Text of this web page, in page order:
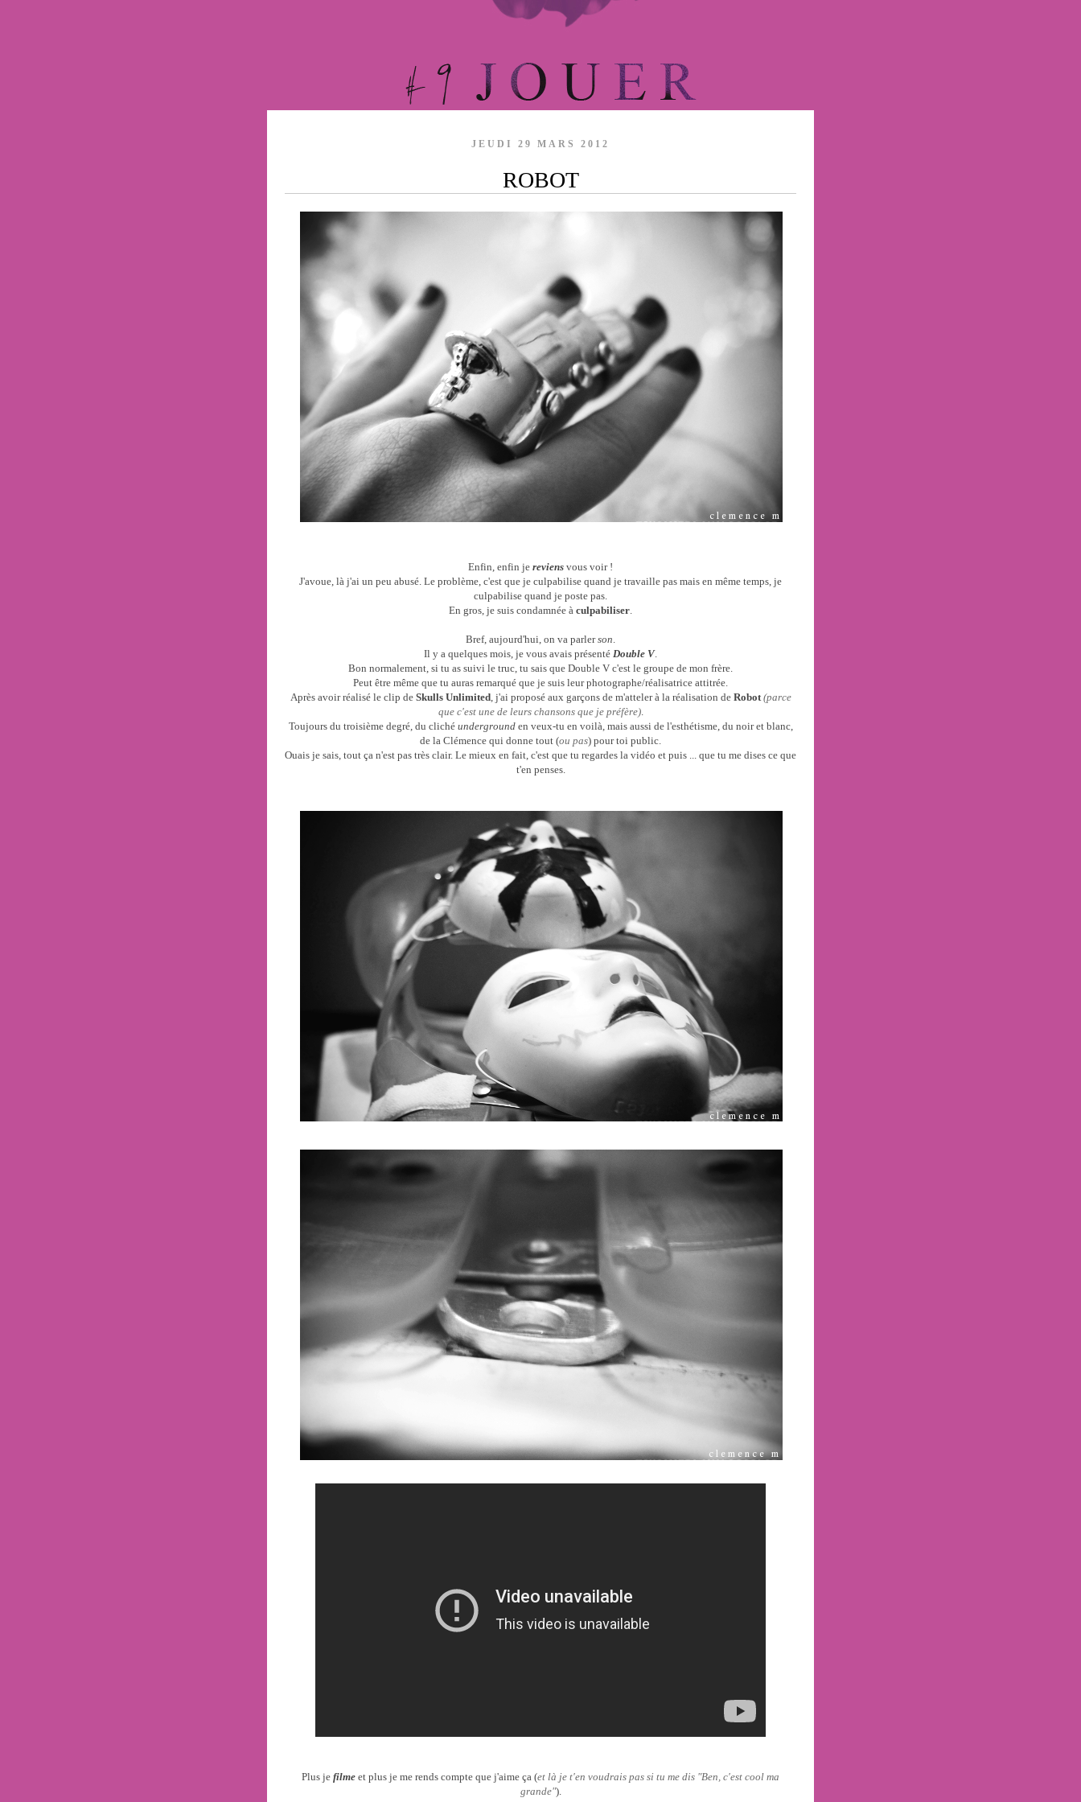
JEUDI 29 MARS 2012
ROBOT
Enfin, enfin je reviens vous voir !
J'avoue, là j'ai un peu abusé. Le problème, c'est que je culpabilise quand je travaille pas mais en même temps, je
culpabilise quand je poste pas.
En gros, je suis condamnée à culpabiliser.
Bref, aujourd'hui, on va parlerson.
Il y a quelques mois, je vous avais présenté Double V.
Bon normalement, si tu as suivi le truc, tu sais que Double V c'est le groupe de mon frère.
Peut être même que tu auras remarqué que je suis leur photographe/réalisatrice attitrée.
Après avoir réalisé le clip de Skulls Unlimited, j'ai proposé aux garçons de m'atteler à la réalisation de Robot (parce
que c'est une de leurs chansons que je préfère).
Toujours du troisième degré, du cliché undergrounden veux-tu en voilà, mais aussi de l'esthétisme, du noir et blanc,
de la Clémence qui donne tout (ou pas) pour toi public.
Ouais je sais, tout ça n'est pas très clair. Le mieux en fait, c'est que tu regardes la vidéo et puis ... que tu me dises ce que
t'en penses.
Plus je filme et plus je me rends compte que j'aime ça (et là je t'en voudrais pas si tu me dis "Ben, c'est cool ma
grande").